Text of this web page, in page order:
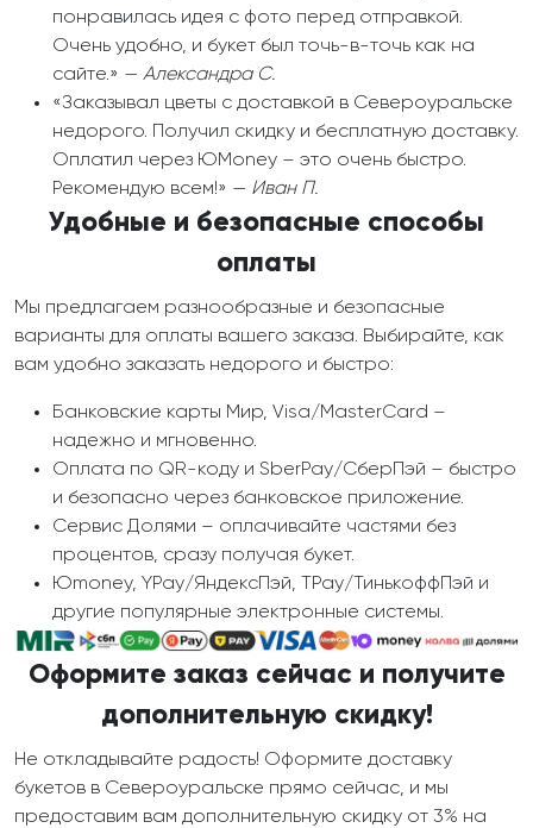
понравилась идея с фото перед отправкой.
Очень удобно, и букет был точь-в-точь как на
сайте.» — Александра С.
«Заказывал цветы с доставкой в Североуральске
недорого. Получил скидку и бесплатную доставку.
Оплатил через ЮMoney – это очень быстро.
Рекомендую всем!» — Иван П.
Удобные и безопасные способы
оплаты
Мы предлагаем разнообразные и безопасные
варианты для оплаты вашего заказа. Выбирайте, как
вам удобно заказать недорого и быстро:
Банковские карты Мир, Visa/MasterCard –
надежно и мгновенно.
Оплата по QR-коду и SberPay/СберПэй – быстро
и безопасно через банковское приложение.
Сервис Долями – оплачивайте частями без
процентов, сразу получая букет.
Юmoney, YPay/ЯндексПэй, TPay/ТинькоффПэй и
другие популярные электронные системы.
Оформите заказ сейчас и получите
дополнительную скидку!
Не откладывайте радость! Оформите доставку
букетов в Североуральске прямо сейчас, и мы
предоставим вам дополнительную скидку от 3% на